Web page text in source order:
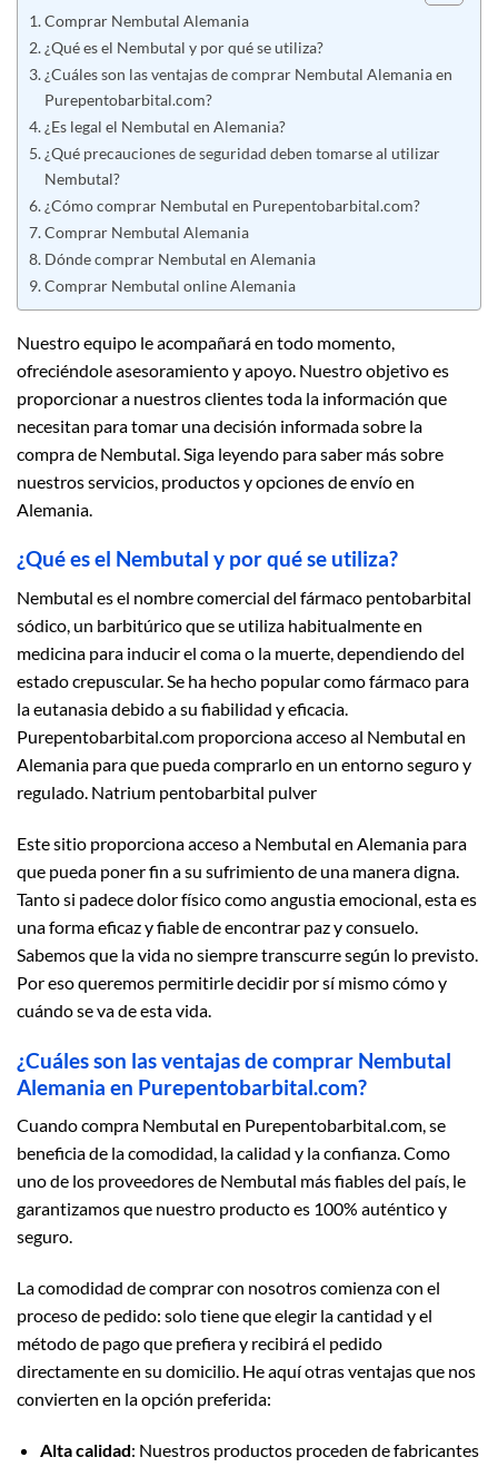
Comprar Nembutal Alemania
¿Qué es el Nembutal y por qué se utiliza?
¿Cuáles son las ventajas de comprar Nembutal Alemania en
Purepentobarbital.com?
¿Es legal el Nembutal en Alemania?
¿Qué precauciones de seguridad deben tomarse al utilizar
Nembutal?
¿Cómo comprar Nembutal en Purepentobarbital.com?
Comprar Nembutal Alemania
Dónde comprar Nembutal en Alemania
Comprar Nembutal online Alemania
Nuestro equipo le acompañará en todo momento,
ofreciéndole asesoramiento y apoyo. Nuestro objetivo es
proporcionar a nuestros clientes toda la información que
necesitan para tomar una decisión informada sobre la
compra de Nembutal. Siga leyendo para saber más sobre
nuestros servicios, productos y opciones de envío en
Alemania.
¿Qué es el Nembutal y por qué se utiliza?
Nembutal es el nombre comercial del fármaco pentobarbital
sódico, un barbitúrico que se utiliza habitualmente en
medicina para inducir el coma o la muerte, dependiendo del
estado crepuscular. Se ha hecho popular como fármaco para
la eutanasia debido a su fiabilidad y eficacia.
Purepentobarbital.com proporciona acceso al Nembutal en
Alemania para que pueda comprarlo en un entorno seguro y
regulado. Natrium pentobarbital pulver
Este sitio proporciona acceso a Nembutal en Alemania para
que pueda poner fin a su sufrimiento de una manera digna.
Tanto si padece dolor físico como angustia emocional, esta es
una forma eficaz y fiable de encontrar paz y consuelo.
Sabemos que la vida no siempre transcurre según lo previsto.
Por eso queremos permitirle decidir por sí mismo cómo y
cuándo se va de esta vida.
¿Cuáles son las ventajas de comprar Nembutal
Alemania en Purepentobarbital.com?
Cuando compra Nembutal en Purepentobarbital.com, se
beneficia de la comodidad, la calidad y la confianza. Como
uno de los proveedores de Nembutal más fiables del país, le
garantizamos que nuestro producto es 100% auténtico y
seguro.
La comodidad de comprar con nosotros comienza con el
proceso de pedido: solo tiene que elegir la cantidad y el
método de pago que prefiera y recibirá el pedido
directamente en su domicilio. He aquí otras ventajas que nos
convierten en la opción preferida:
Alta calidad: Nuestros productos proceden de fabricantes